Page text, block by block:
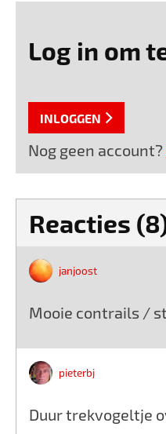
Log in om
INLOGGEN
Nog geen account?
Reacties
janjoost
Mooie contrails /
pieterbj
Duur trekvogeltje